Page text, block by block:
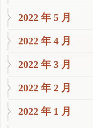
2022 年 5 月
2022 年 4 月
2022 年 3 月
2022 年 2 月
2022 年 1 月